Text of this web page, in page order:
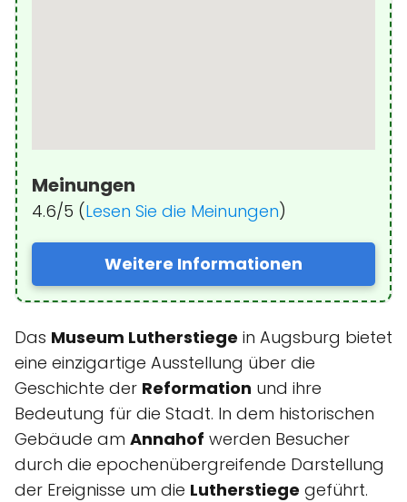
Meinungen
4.6/5 (Lesen Sie die Meinungen)
Weitere Informationen
Das Museum Lutherstiege in Augsburg bietet
eine einzigartige Ausstellung über die
Geschichte der Reformation und ihre
Bedeutung für die Stadt. In dem historischen
Gebäude am Annahof werden Besucher
durch die epochenübergreifende Darstellung
der Ereignisse um die Lutherstiege geführt.